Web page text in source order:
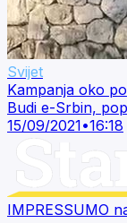
Svijet
Kampanja oko
Budi e-Srbin,
15/09/2021•16:18
IMPRESSUMO